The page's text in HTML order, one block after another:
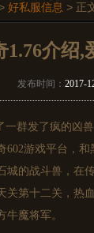
好私服信息 > 正
1.76介绍,
发布时间： 2017-
群发了疯的凶
602游戏平台，
城的战斗兽，在
关第十二关，热
牛魔将军。